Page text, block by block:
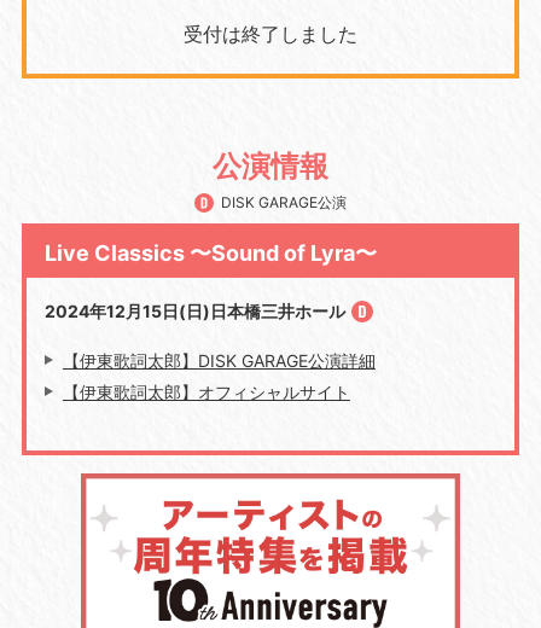
受付は終了しました
公演情報
DISK GARAGE公演
Live Classics 〜Sound of Lyra〜
2024年12月15日(日)日本橋三井ホール
【伊東歌詞太郎】DISK GARAGE公演詳細
【伊東歌詞太郎】オフィシャルサイト